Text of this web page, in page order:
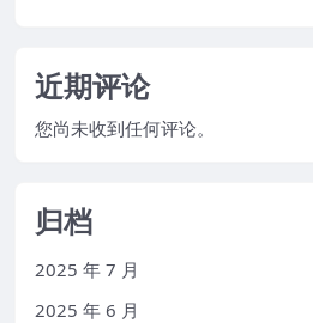
近期评论
您尚未收到任何评论。
归档
2025 年 7 月
2025 年 6 月